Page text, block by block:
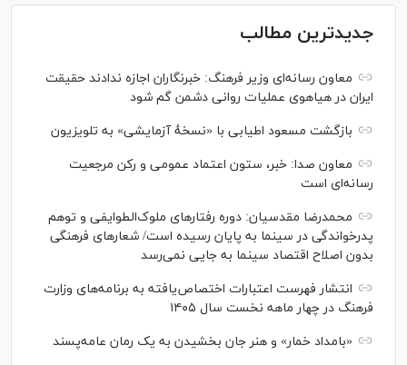
جدیدترین مطالب
معاون رسانه‌ای وزیر فرهنگ: خبرنگاران اجازه ندادند حقیقت
ایران در هیاهوی عملیات روانی دشمن گم شود
بازگشت مسعود اطیابی با «نسخهٔ آزمایشی» به تلویزیون
معاون صدا: خبر، ستون اعتماد عمومی و رکن مرجعیت
رسانه‌ای است
محمدرضا مقدسیان: دوره رفتارهای ملوک‌الطوایفی و توهم
پدرخواندگی در سینما به پایان رسیده است/ شعارهای فرهنگی
بدون اصلاح اقتصاد سینما به جایی نمی‌رسد
انتشار فهرست اعتبارات اختصاص‌یافته به برنامه‌های وزارت
فرهنگ در چهار ماهه نخست سال ۱۴۰۵
«بامداد خمار» و هنر جان بخشیدن به یک رمان عامه‌پسند